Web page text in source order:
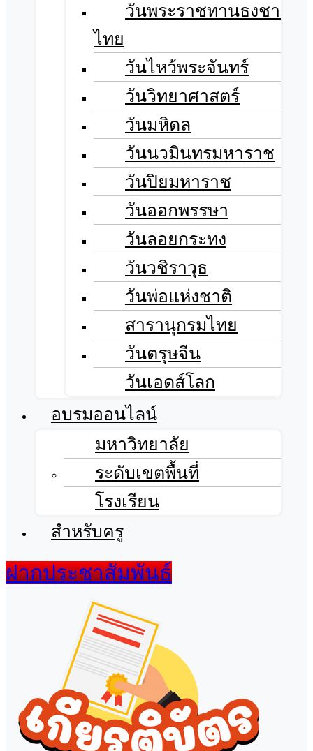
วันพระราชทานธงชาติ
ไทย
วันไหว้พระจันทร์​
วันวิทยาศาสตร์
วันมหิดล
วันนวมินทรมหาราช
วันปิยมหาราช
วันออกพรรษา
วันลอยกระทง
วันวชิราวุธ
วันพ่อแห่งชาติ
สารานุกรมไทย
วันตรุษจีน
วันเอดส์โลก
อบรมออนไลน์
มหาวิทยาลัย
ระดับเขตพื้นที่
โรงเรียน
สำหรับครู
ฝากประชาสัมพันธ์